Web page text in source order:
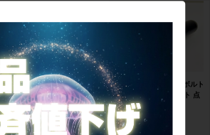
リデア RIDEA ミニベロ ボト
ルケージアダプター ブラック
6,490
キャットアイ CATEYE ボルト
VOLT800 フロントライト 点
灯確認済み
7,590